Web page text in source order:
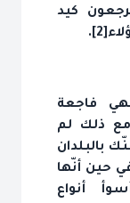
كيد
فاجعة
ذلك لم
بالبلدان
حين أنّها
أنواع